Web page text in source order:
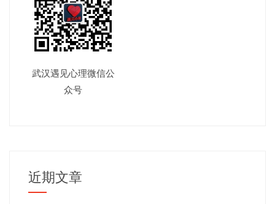
武汉遇见心理微信公
众号
近期文章